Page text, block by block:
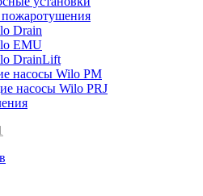
пожаротушения
Drain
EMU
DrainLift
насосы Wilo PM
насосы Wilo PRJ